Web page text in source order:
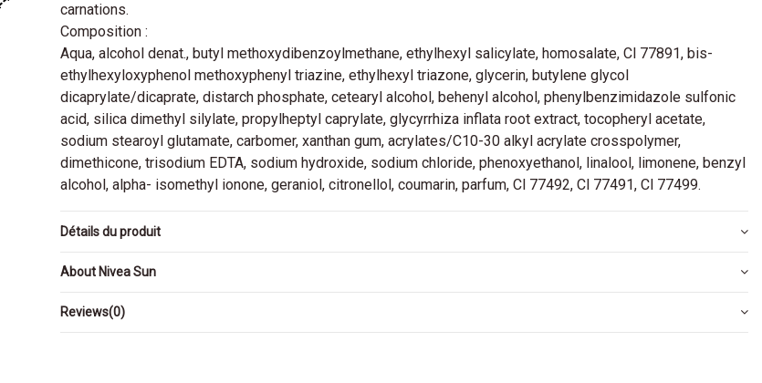
carnations.
Composition :
Aqua, alcohol denat., butyl methoxydibenzoylmethane, ethylhexyl salicylate, homosalate, Cl 77891, bis-
ethylhexyloxyphenol methoxyphenyl triazine, ethylhexyl triazone, glycerin, butylene glycol
dicaprylate/dicaprate, distarch phosphate, cetearyl alcohol, behenyl alcohol, phenylbenzimidazole sulfonic
acid, silica dimethyl silylate, propylheptyl caprylate, glycyrrhiza inflata root extract, tocopheryl acetate,
sodium stearoyl glutamate, carbomer, xanthan gum, acrylates/C10-30 alkyl acrylate crosspolymer,
dimethicone, trisodium EDTA, sodium hydroxide, sodium chloride, phenoxyethanol, linalool, limonene, benzyl
alcohol, alpha- isomethyl ionone, geraniol, citronellol, coumarin, parfum, Cl 77492, Cl 77491, Cl 77499.
Détails du produit
About Nivea Sun
Reviews(0)